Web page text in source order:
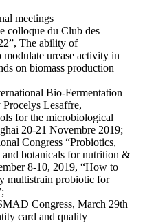
meetings
colloque du Club des
The ability of
urease activity in
on biomass production
Bio-Fermentation
Lesaffre,
for the microbiological
20-21 Novembre 2019;
Congress “Probiotics,
botanicals for nutrition &
8-10, 2019, “How to
multistrain probiotic for
Congress, March 29th
card and quality